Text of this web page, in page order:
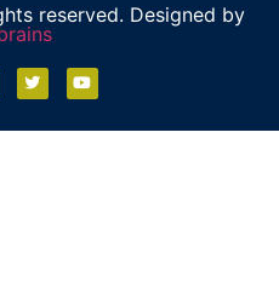
reserved. Designed by